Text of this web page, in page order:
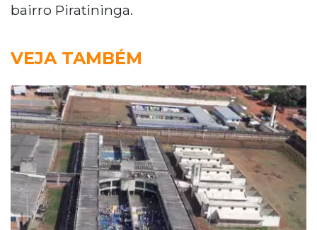
bairro Piratininga.
VEJA TAMBÉM